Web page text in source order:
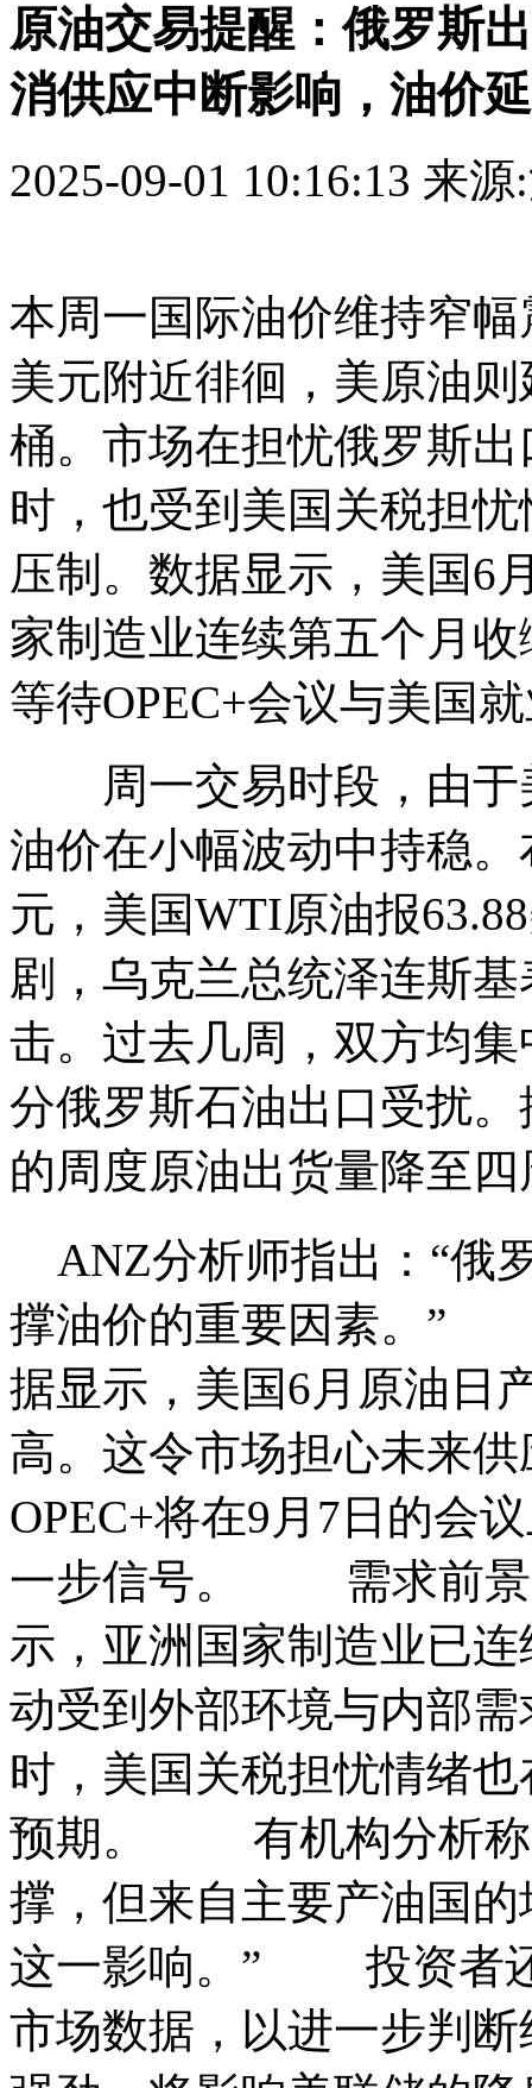
原油交易提醒：俄罗斯
消供应中断影响，油价
2025-09-01 10:16:13 来源
本周一国际油价维持窄
美元附近徘徊，美原油
桶。市场在担忧俄罗斯
时，也受到美国关税担
压制。数据显示，美国6
家制造业连续第五个月
等待OPEC+会议与美国
周一交易时段，由于
油价在小幅波动中持稳
元，美国WTI原油报
剧，乌克兰总统泽连斯
击。过去几周，双方均
分俄罗斯石油出口受扰
的周度原油出货量降至
ANZ分析师指出：“俄
撑油价的重要因素。”
据显示，美国6月原油日
高。这令市场担心未来
OPEC+将在9月7日的会
一步信号。 需求前景
示，亚洲国家制造业已
动受到外部环境与内部
时，美国关税担忧情绪
预期。 有机构分析称
撑，但来自主要产油国
这一影响。” 投资者还
市场数据，以进一步判